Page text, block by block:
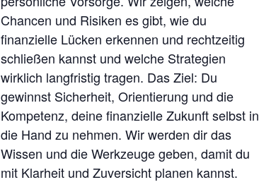
K
U
N
F
T
–
D
E
Chancen und Risiken es gibt, wie du
finanzielle Lücken erkennen und rechtzeitig
schließen kannst und welche Strategien
wirklich langfristig tragen. Das Ziel: Du
gewinnst Sicherheit, Orientierung und die
Kompetenz, deine finanzielle Zukunft selbst in
die Hand zu nehmen. Wir werden dir das
Wissen und die Werkzeuge geben, damit du
mit Klarheit und Zuversicht planen kannst.